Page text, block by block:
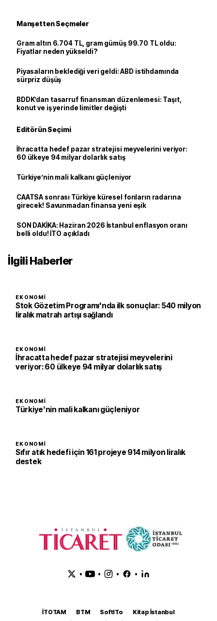
Manşetten Seçmeler
Gram altın 6.704 TL, gram gümüş 99.70 TL oldu:
Fiyatlar neden yükseldi?
Piyasaların beklediği veri geldi: ABD istihdamında
sürpriz düşüş
BDDK’dan tasarruf finansman düzenlemesi: Taşıt,
konut ve iş yerinde limitler değişti
Editörün Seçimi
İhracatta hedef pazar stratejisi meyvelerini veriyor:
60 ülkeye 94 milyar dolarlık satış
Türkiye’nin mali kalkanı güçleniyor
CAATSA sonrası Türkiye küresel fonların radarına
girecek! Savunmadan finansa yeni eşik
SON DAKİKA: Haziran 2026 İstanbul enflasyon oranı
belli oldu! İTO açıkladı
İlgili Haberler
EKONOMI
Stok Gözetim Programı'nda ilk sonuçlar: 540 milyon
liralık matrah artışı sağlandı
EKONOMI
İhracatta hedef pazar stratejisi meyvelerini
veriyor: 60 ülkeye 94 milyar dolarlık satış
EKONOMI
Türkiye’nin mali kalkanı güçleniyor
EKONOMI
Sıfır atık hedefi için 161 projeye 914 milyon liralık
destek
• • • •
İTOTAM BTM SoftITo
Kitap İstanbul